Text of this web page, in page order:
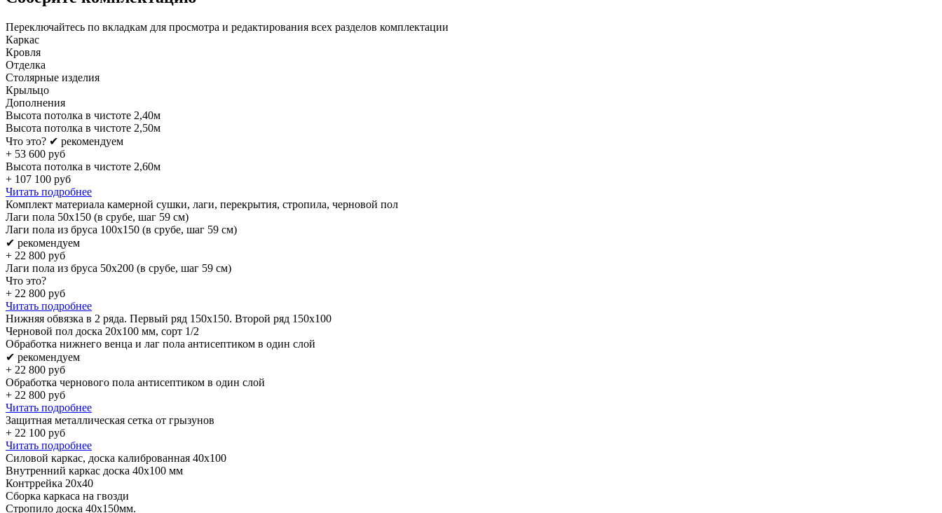
Переключайтесь по вкладкам для просмотра и редактирования всех разделов комплектации
Каркас
Кровля
Отделка
Столярные изделия
Крыльцо
Дополнения
Высота потолка в чистоте 2,40м
Высота потолка в чистоте 2,50м
Что это? ✔ рекомендуем
+ 53 600 руб
Высота потолка в чистоте 2,60м
+ 107 100 руб
Читать подробнее
Комплект материала камерной сушки, лаги, перекрытия, стропила, черновой пол
Лаги пола 50х150 (в срубе, шаг 59 см)
Лаги пола из бруса 100х150 (в срубе, шаг 59 см)
✔ рекомендуем
+ 22 800 руб
Лаги пола из бруса 50х200 (в срубе, шаг 59 см)
Что это?
+ 22 800 руб
Читать подробнее
Нижняя обвязка в 2 ряда. Первый ряд 150x150. Второй ряд 150x100
Черновой пол доска 20х100 мм, сорт 1/2
Обработка нижнего венца и лаг пола антисептиком в один слой
✔ рекомендуем
+ 22 800 руб
Обработка чернового пола антисептиком в один слой
+ 22 800 руб
Читать подробнее
Защитная металлическая сетка от грызунов
+ 22 100 руб
Читать подробнее
Силовой каркас, доска калиброванная 40х100
Внутренний каркас доска 40х100 мм
Контррейка 20х40
Сборка каркаса на гвозди
Стропило доска 40x150мм.